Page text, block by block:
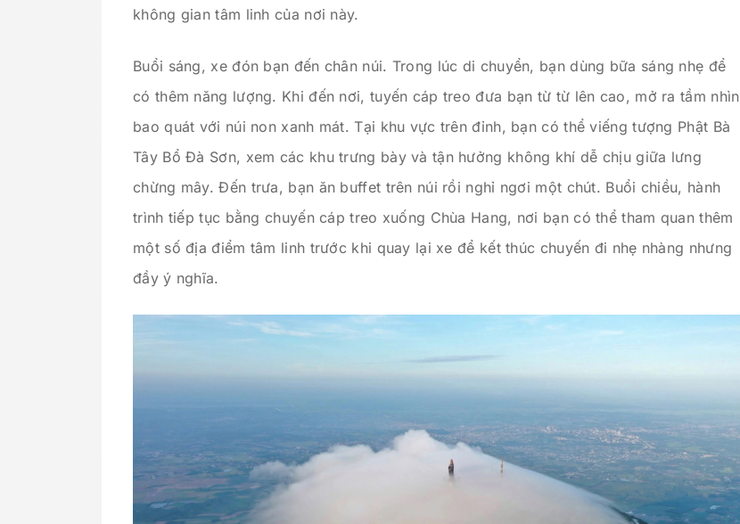
không gian tâm linh của nơi này.
Buổi sáng, xe đón bạn đến chân núi. Trong lúc di chuyển, bạn dùng bữa sáng nhẹ để
có thêm năng lượng. Khi đến nơi, tuyến cáp treo đưa bạn từ từ lên cao, mở ra tầm nhìn
bao quát với núi non xanh mát. Tại khu vực trên đỉnh, bạn có thể viếng tượng Phật Bà
Tây Bổ Đà Sơn, xem các khu trưng bày và tận hưởng không khí dễ chịu giữa lưng
chừng mây. Đến trưa, bạn ăn buffet trên núi rồi nghỉ ngơi một chút. Buổi chiều, hành
trình tiếp tục bằng chuyến cáp treo xuống Chùa Hang, nơi bạn có thể tham quan thêm
một số địa điểm tâm linh trước khi quay lại xe để kết thúc chuyến đi nhẹ nhàng nhưng
đầy ý nghĩa.